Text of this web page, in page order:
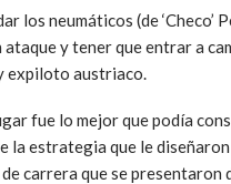
los neumáticos (de ‘Checo’
y tener que entrar a
expiloto austriaco.
fue lo mejor que podía
la estrategia que le
carrera que se presentaron